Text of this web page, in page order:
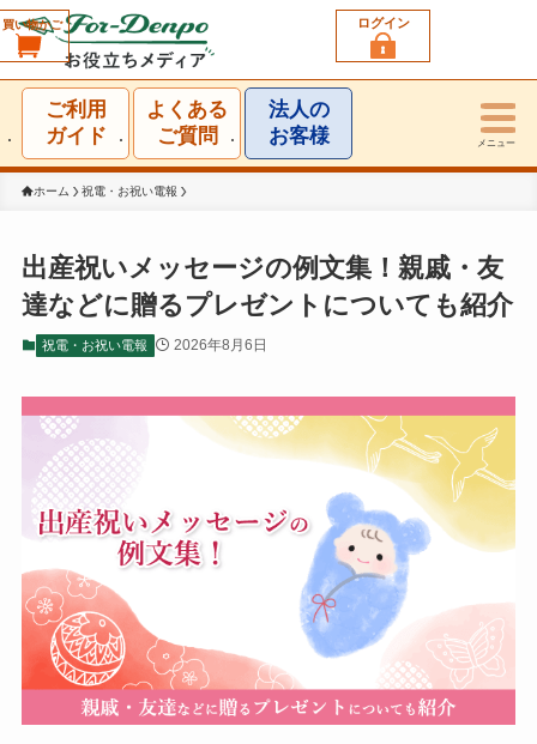
買い物かご ログイン
ご利用
ガイド
よくある
ご質問
法人の
お客様
メニュー
利用シーン一覧
結婚祝い
誕生日祝い
お見舞い・お礼
移転・開店・受賞祝い
退職・定年
入学・就職・合格祝い・卒業
成人式
ホーム 祝電・お祝い電報
出産祝いメッセージの例文集！親戚・友
達などに贈るプレゼントについても紹介
祝電・お祝い電報 2026年8月6日